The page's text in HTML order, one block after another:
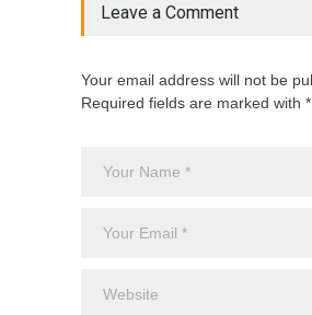
Leave a Comment
Your email address will not be
Required fields are marked with *